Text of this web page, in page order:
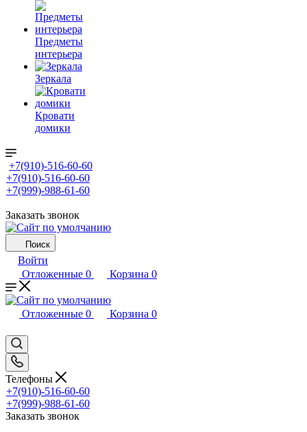
Предметы
интерьера
Зеркала
Кровати
домики
+7(910)-516-60-60
+7(910)-516-60-60
+7(999)-988-61-60
Заказать звонок
Поиск
Войти
Отложенные 0 Корзина 0
Отложенные 0 Корзина 0
Телефоны
+7(910)-516-60-60
+7(999)-988-61-60
Заказать звонок